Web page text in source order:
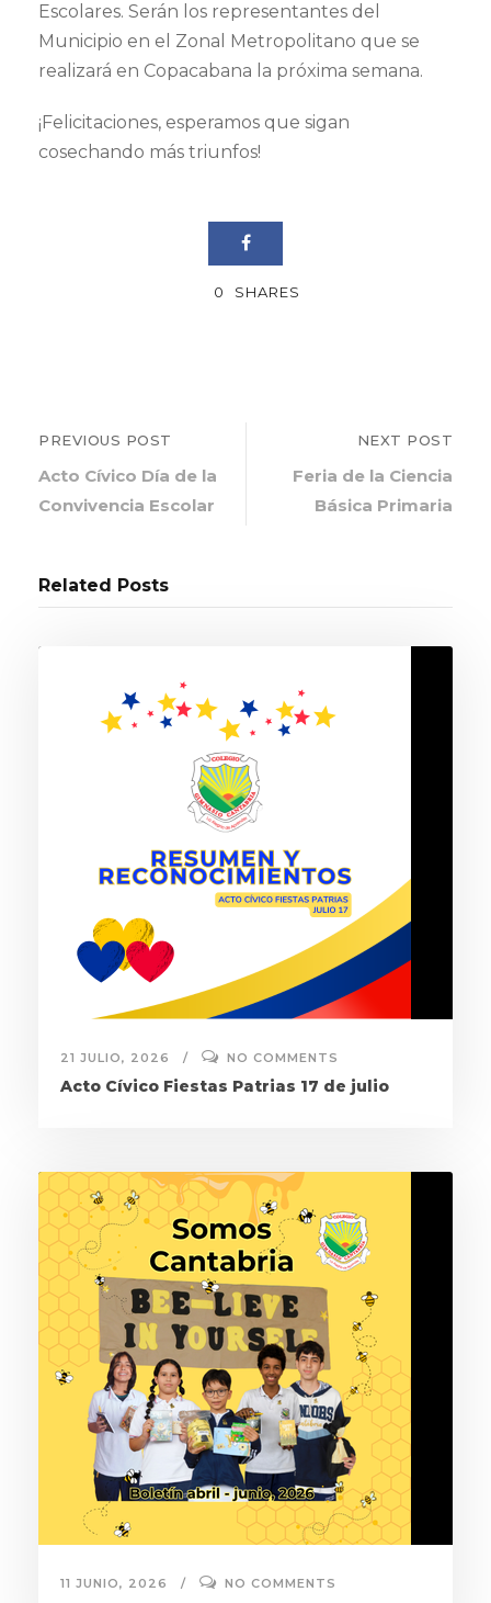
Escolares. Serán los representantes del
Municipio en el Zonal Metropolitano que se
realizará en Copacabana la próxima semana.
¡Felicitaciones, esperamos que sigan
cosechando más triunfos!
0 SHARES
PREVIOUS POST
Acto Cívico Día de la
Convivencia Escolar
NEXT POST
Feria de la Ciencia
Básica Primaria
Related Posts
21 JULIO, 2026 NO COMMENTS
Acto Cívico Fiestas Patrias 17 de julio
11 JUNIO, 2026 NO COMMENTS